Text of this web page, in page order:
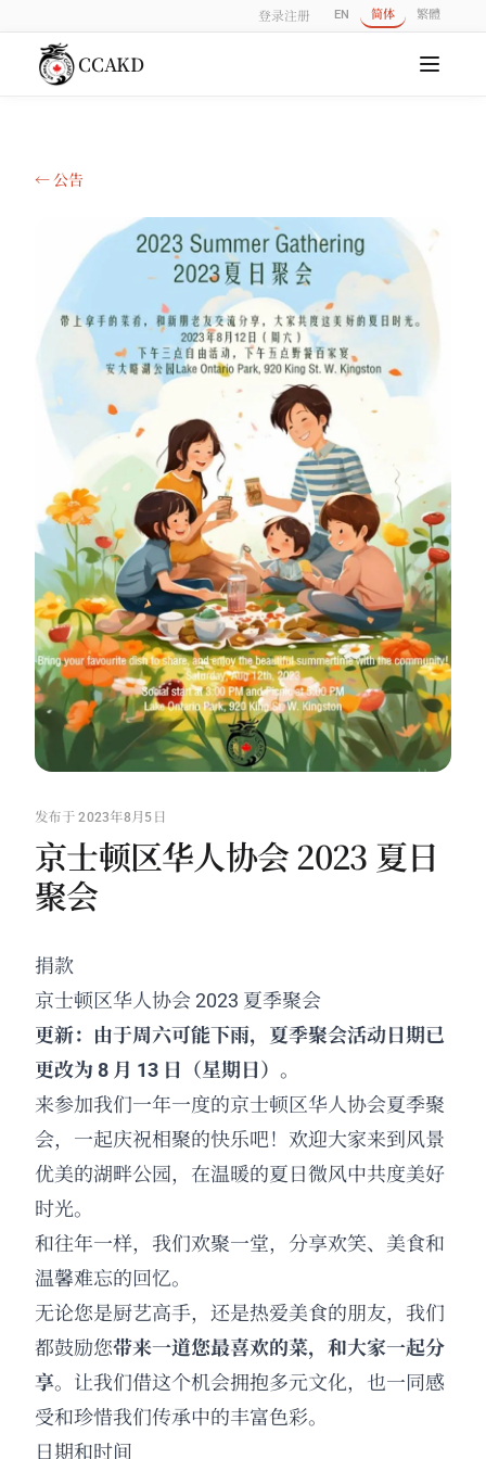
登录注册 EN 简体 繁體
CCAKD
← 公告
发布于 2023年8月5日
京士顿区华人协会 2023 夏日
聚会
捐款
京士顿区华人协会 2023 夏季聚会
更新：由于周六可能下雨，夏季聚会活动日期已
更改为 8 月 13 日（星期日）。
来参加我们一年一度的京士顿区华人协会夏季聚
会，一起庆祝相聚的快乐吧！欢迎大家来到风景
优美的湖畔公园，在温暖的夏日微风中共度美好
时光。
和往年一样，我们欢聚一堂，分享欢笑、美食和
温馨难忘的回忆。
无论您是厨艺高手，还是热爱美食的朋友，我们
都鼓励您带来一道您最喜欢的菜，和大家一起分
享。让我们借这个机会拥抱多元文化，也一同感
受和珍惜我们传承中的丰富色彩。
日期和时间